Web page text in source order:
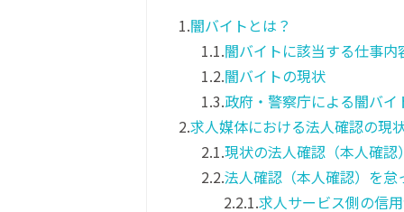
1.闇バイトとは？
1.1.闇バイトに該当する仕事内
1.2.闇バイトの現状
1.3.政府・警察庁による闇バイ
2.求人媒体における法人確認の現
2.1.現状の法人確認（本人確認
2.2.法人確認（本人確認）を怠
2.2.1.求人サービス側の信